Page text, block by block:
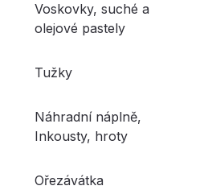
Voskovky, suché a
olejové pastely
Tužky
Náhradní náplně,
Inkousty, hroty
Ořezávátka